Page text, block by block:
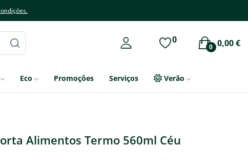
0 0,00 €
0
Eco Promoções Serviços Verão
Alimentos Termo 560ml Céu